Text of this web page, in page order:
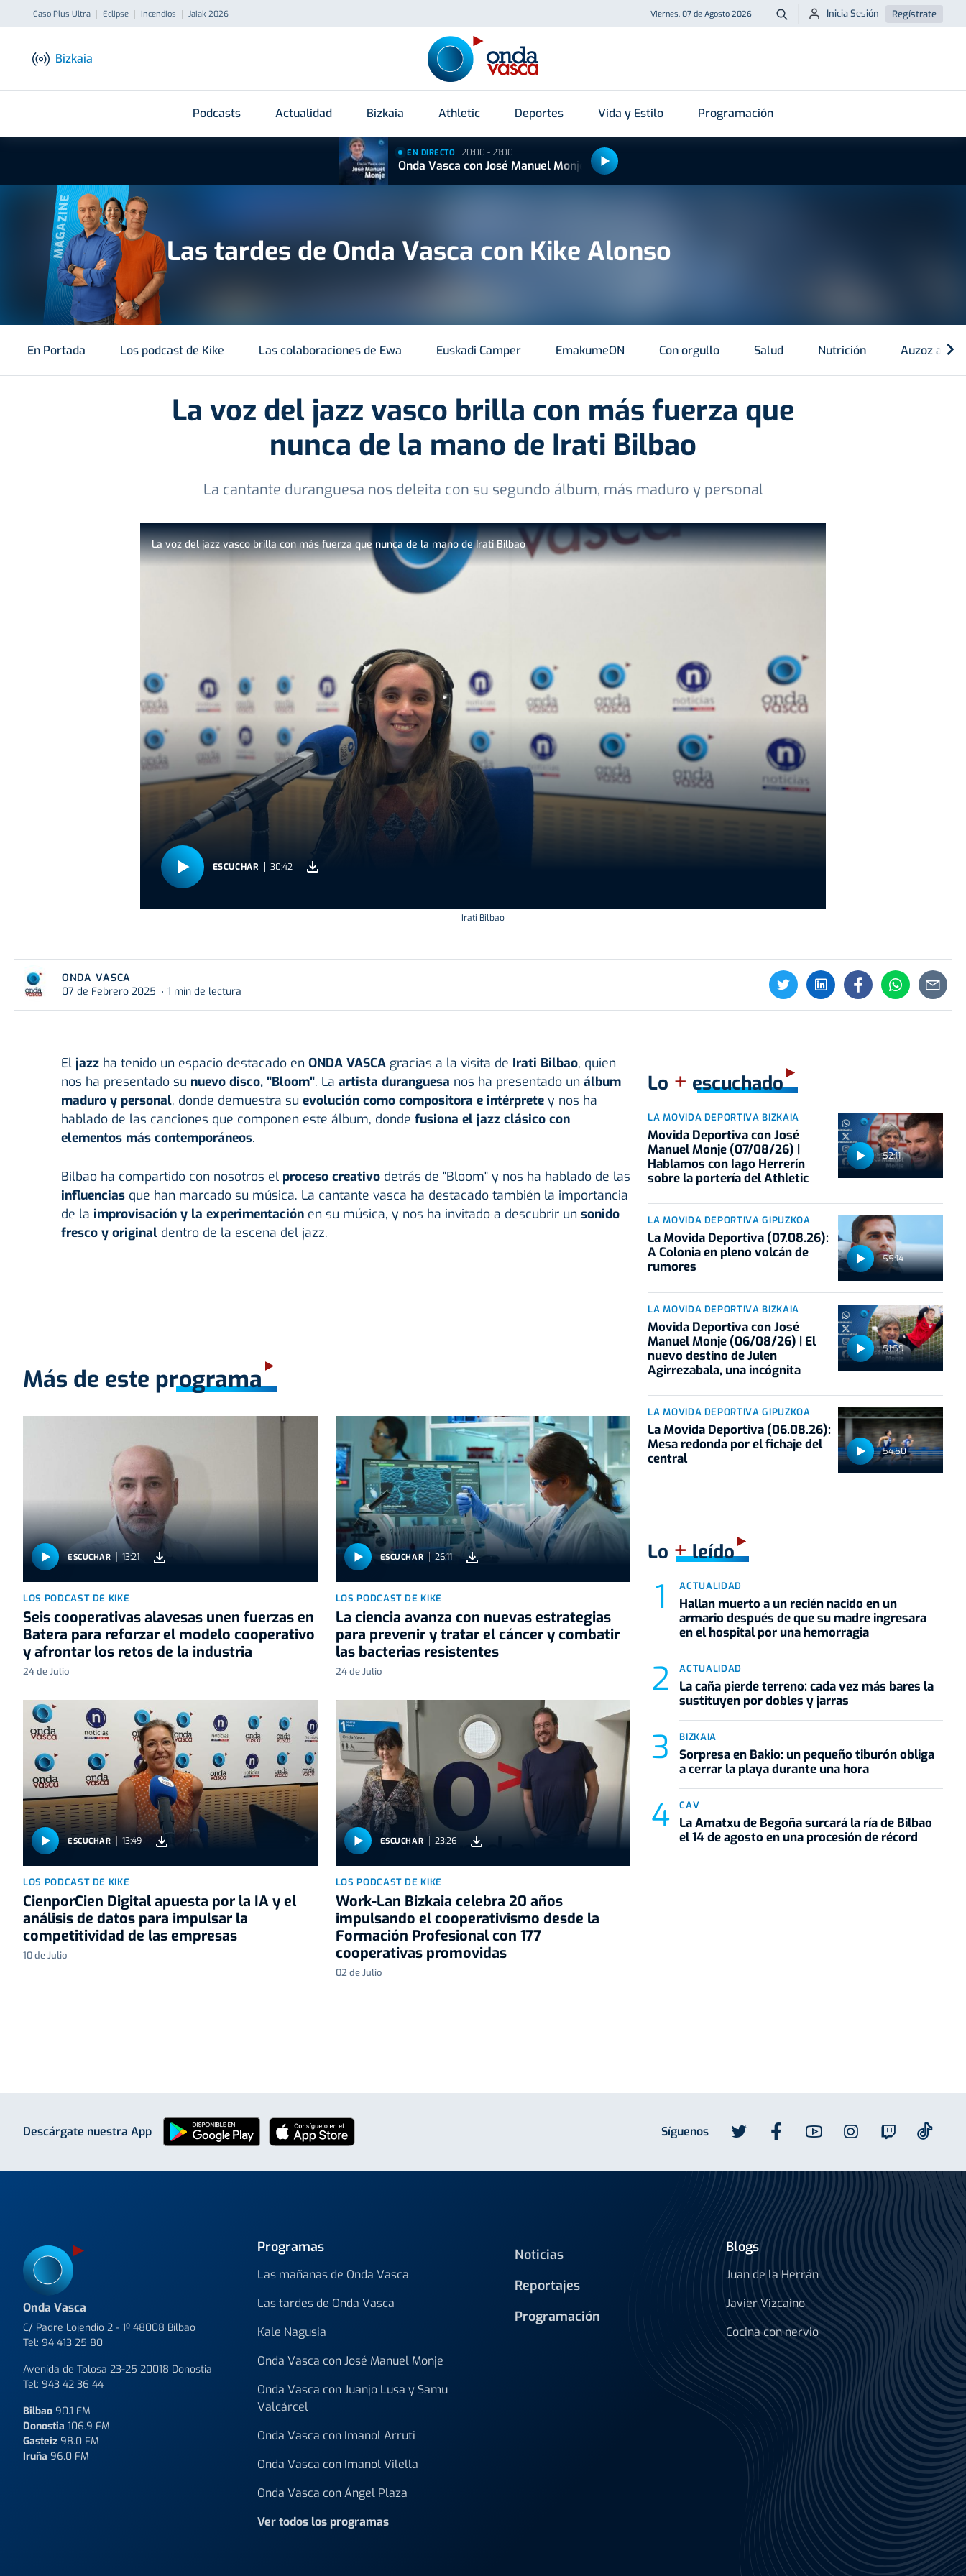
Caso Plus Ultra Eclipse Incendios Jaiak 2026 Viernes, 07 de Agosto 2026 Buscar
Inicia Sesión Regístrate
Bizkaia
Podcasts Actualidad Bizkaia Athletic Deportes Vida y Estilo Programación
EN DIRECTO 20:00 - 21:00
Onda Vasca con José Manuel Monje
MAGAZINE Las tardes de Onda Vasca con Kike Alonso
En Portada Los podcast de Kike Las colaboraciones de Ewa Euskadi Camper EmakumeON Con orgullo Salud Nutrición Auzoz auzo
La voz del jazz vasco brilla con más fuerza que
nunca de la mano de Irati Bilbao
La cantante duranguesa nos deleita con su segundo álbum, más maduro y personal
La voz del jazz vasco brilla con más fuerza que nunca de la mano de Irati Bilbao
ESCUCHAR 30:42
Irati Bilbao
ONDA VASCA
07 de Febrero 2025
1 min de lectura
El jazzha tenido un espacio destacado en ONDA VASCAgracias a la visita de Irati Bilbao, quien
nos ha presentado su nuevo disco, "Bloom". La artista duranguesa nos ha presentado un álbum
maduro y personal, donde demuestra su evolución como compositora e intérprete y nos ha
hablado de las canciones que componen este álbum, donde fusiona el jazz clásico con
elementos más contemporáneos.
Bilbao ha compartido con nosotros el proceso creativodetrás de "Bloom" y nos ha hablado de las
influenciasque han marcado su música. La cantante vasca ha destacado también la importancia
de la improvisación y la experimentaciónen su música, y nos ha invitado a descubrir un sonido
fresco y original dentro de la escena del jazz.
Más de este programa
ESCUCHAR 13:21
LOS PODCAST DE KIKE
Seis cooperativas alavesas unen fuerzas en
Batera para reforzar el modelo cooperativo
y afrontar los retos de la industria
24 de Julio
ESCUCHAR 26:11
LOS PODCAST DE KIKE
La ciencia avanza con nuevas estrategias
para prevenir y tratar el cáncer y combatir
las bacterias resistentes
24 de Julio
ESCUCHAR 13:49
LOS PODCAST DE KIKE
CienporCien Digital apuesta por la IA y el
análisis de datos para impulsar la
competitividad de las empresas
10 de Julio
ESCUCHAR 23:26
LOS PODCAST DE KIKE
Work-Lan Bizkaia celebra 20 años
impulsando el cooperativismo desde la
Formación Profesional con 177
cooperativas promovidas
02 de Julio
Lo + escuchado
52:11
LA MOVIDA DEPORTIVA BIZKAIA
Movida Deportiva con José
Manuel Monje (07/08/26) |
Hablamos con Iago Herrerín
sobre la portería del Athletic
55:14
LA MOVIDA DEPORTIVA GIPUZKOA
La Movida Deportiva (07.08.26):
A Colonia en pleno volcán de
rumores
51:59
LA MOVIDA DEPORTIVA BIZKAIA
Movida Deportiva con José
Manuel Monje (06/08/26) | El
nuevo destino de Julen
Agirrezabala, una incógnita
54:50
LA MOVIDA DEPORTIVA GIPUZKOA
La Movida Deportiva (06.08.26):
Mesa redonda por el fichaje del
central
Lo +leído
ACTUALIDAD
Hallan muerto a un recién nacido en un
armario después de que su madre ingresara
en el hospital por una hemorragia
ACTUALIDAD
La caña pierde terreno: cada vez más bares la
sustituyen por dobles y jarras
BIZKAIA
Sorpresa en Bakio: un pequeño tiburón obliga
a cerrar la playa durante una hora
CAV
La Amatxu de Begoña surcará la ría de Bilbao
el 14 de agosto en una procesión de récord
Síguenos
Descárgate nuestra App
Programas
Las mañanas de Onda Vasca
Las tardes de Onda Vasca
Kale Nagusia
Onda Vasca con José Manuel Monje
Onda Vasca con Juanjo Lusa y Samu
Valcárcel
Onda Vasca con Imanol Arruti
Onda Vasca con Imanol Vilella
Onda Vasca con Ángel Plaza
Ver todos los programas
Noticias
Reportajes
Programación
Blogs
Juan de la Herrán
Javier Vizcaino
Cocina con nervio
Onda Vasca
C/ Padre Lojendio 2 - 1º 48008 Bilbao
Tel: 94 413 25 80
Avenida de Tolosa 23-25 20018 Donostia
Tel: 943 42 36 44
Bilbao 90.1 FM
Donostia 106.9 FM
Gasteiz 98.0 FM
Iruña 96.0 FM